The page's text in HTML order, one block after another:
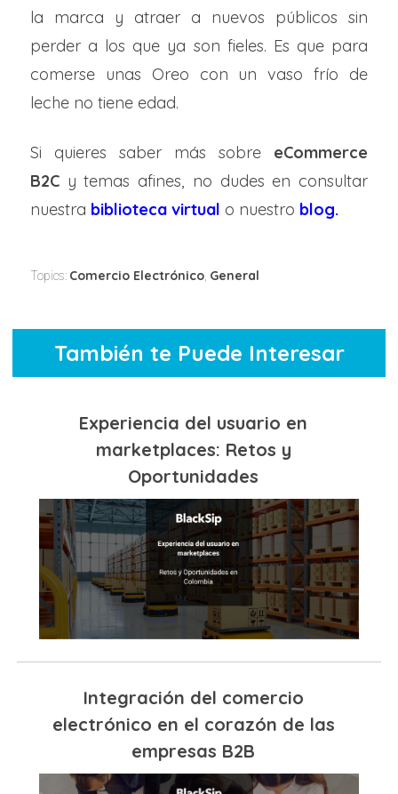
la marca y atraer a nuevos públicos sin
perder a los que ya son fieles. Es que para
comerse unas Oreo con un vaso frío de
leche no tiene edad.
Si quieres saber más sobre eCommerce
B2C y temas afines, no dudes en consultar
nuestra biblioteca virtual o nuestro blog.
Topics: Comercio Electrónico General
También te Puede Interesar
Experiencia del usuario en
marketplaces: Retos y
Oportunidades
Integración del comercio
electrónico en el corazón de las
empresas B2B